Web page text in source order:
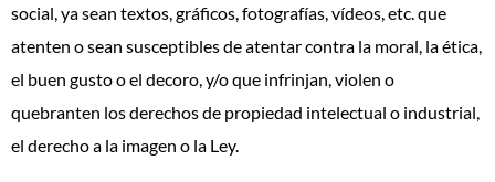
social, ya sean textos, gráficos, fotografías, vídeos, etc. que
atenten o sean susceptibles de atentar contra la moral, la ética,
el buen gusto o el decoro, y/o que infrinjan, violen o
quebranten los derechos de propiedad intelectual o industrial,
el derecho a la imagen o la Ley.